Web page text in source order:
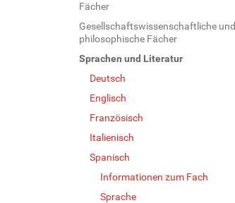
Fächer
Gesellschaftswissenschaftliche und
philosophische Fächer
Sprachen und Literatur
Deutsch
Englisch
Französisch
Italienisch
Spanisch
Informationen zum Fach
Sprache